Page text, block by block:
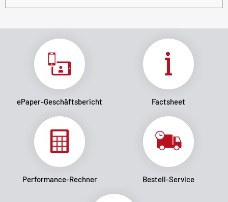
ePaper-Geschäftsbericht Factsheet
Performance-Rechner Bestell-Service